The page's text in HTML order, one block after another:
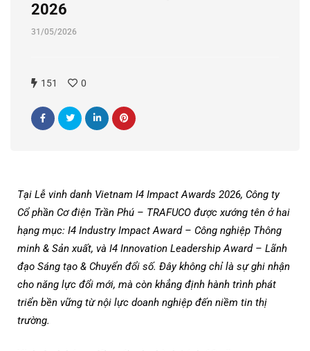
2026
31/05/2026
151 0
Tại Lễ vinh danh Vietnam I4 Impact Awards 2026, Công ty
Cổ phần Cơ điện Trần Phú – TRAFUCO được xướng tên ở hai
hạng mục: I4 Industry Impact Award – Công nghiệp Thông
minh & Sản xuất, và I4 Innovation Leadership Award – Lãnh
đạo Sáng tạo & Chuyển đổi số. Đây không chỉ là sự ghi nhận
cho năng lực đổi mới, mà còn khẳng định hành trình phát
triển bền vững từ nội lực doanh nghiệp đến niềm tin thị
trường.